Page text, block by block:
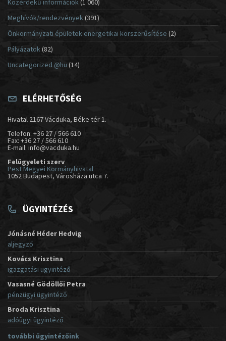
Közérdekű információk(1 060)
Meghívók/rendezvények (391)
Önkormányzati épületek energetikai korszerűsítése (2)
Pályázatok (82)
Uncategorized @hu (14)
ELÉRHETŐSÉG
Hivatal 2167 Vácduka, Béke tér 1.
Telefon: +36 27 / 566 610
Fax: +36 27 / 566 610
E-mail: info@vacduka.hu
Felügyeleti szerv
Pest Megyei Kormányhivatal
1052 Budapest, Városháza utca 7.
ÜGYINTÉZÉS
Jónásné Héder Hedvig
aljegyző
Kovács Krisztina
igazgatási ügyintéző
Vasasné Gödöllői Petra
pénzügyi ügyintéző
Broda Krisztina
adóügyi ügyintéző
további ügyintézőink